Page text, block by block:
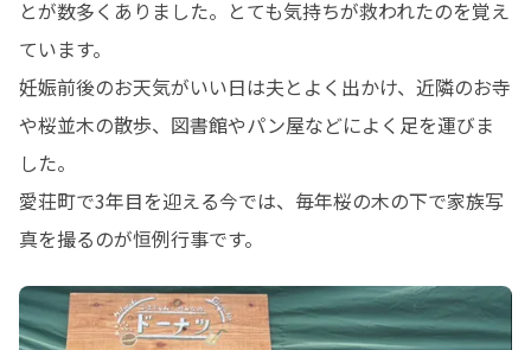
とが数多くありました。とても気持ちが救われたのを覚え
ています。
妊娠前後のお天気がいい日は夫とよく出かけ、近隣のお寺
や桜並木の散歩、図書館やパン屋などによく足を運びま
した。
愛荘町で3年目を迎える今では、毎年桜の木の下で家族写
真を撮るのが恒例行事です。